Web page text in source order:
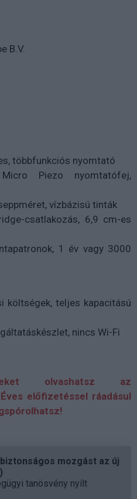
B.V.
többfunkciós nyomtató
Piezo nyomtatófej,
vízbázisú tinták
csatlakozás, 6,9 cm-es
1 év vagy 3000
költségek, teljes kapacitású
nincs Wi-Fi
olvashatsz az
ves előfizetéssel ráadásul
mozgást az új
tanösvény nyílt